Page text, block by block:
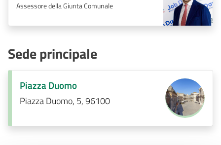
Assessore della Giunta Comunale
Sede principale
Piazza Duomo
Piazza Duomo, 5, 96100